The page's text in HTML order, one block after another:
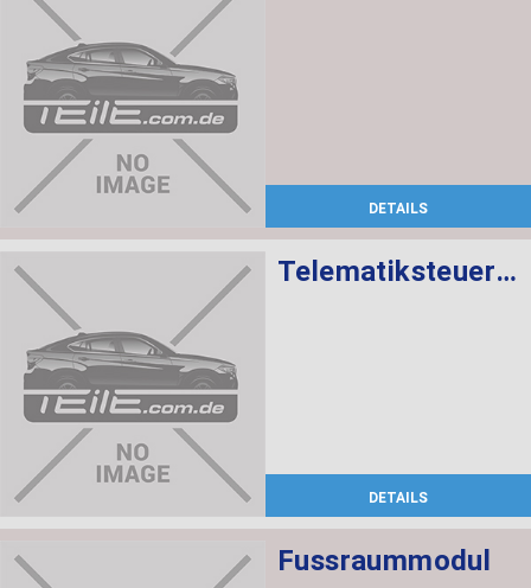
DETAILS
Telematiksteuergerät
DETAILS
Fussraummodul